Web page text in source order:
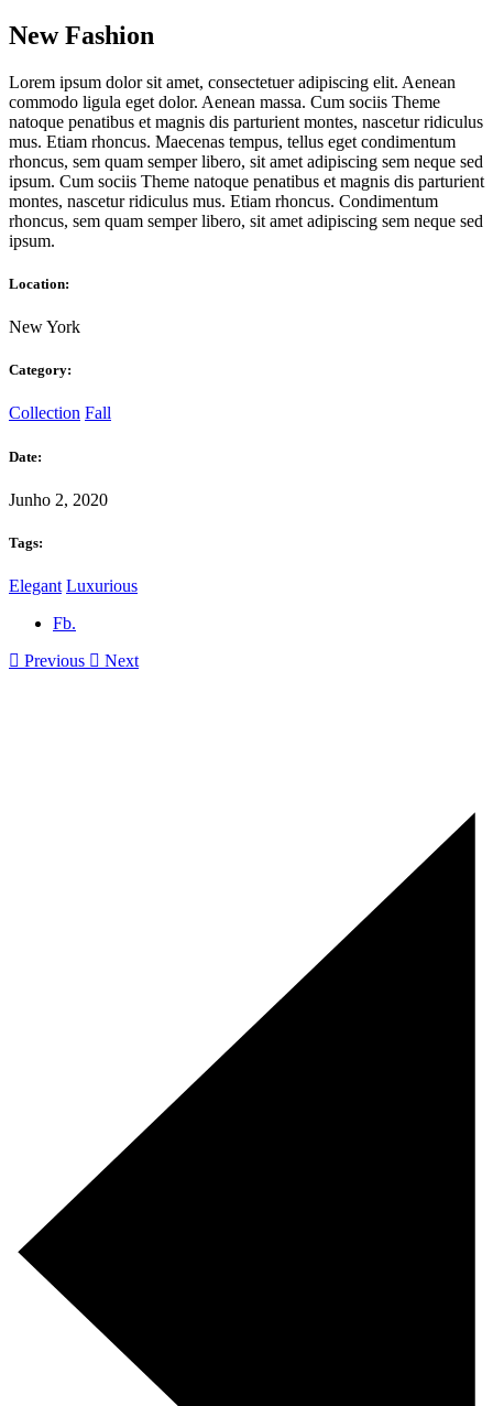
New Fashion
Lorem ipsum dolor sit amet, consectetuer adipiscing elit. Aenean
commodo ligula eget dolor. Aenean massa. Cum sociis Theme
natoque penatibus et magnis dis parturient montes, nascetur ridiculus
mus. Etiam rhoncus. Maecenas tempus, tellus eget condimentum
rhoncus, sem quam semper libero, sit amet adipiscing sem neque sed
ipsum. Cum sociis Theme natoque penatibus et magnis dis parturient
montes, nascetur ridiculus mus. Etiam rhoncus. Condimentum
rhoncus, sem quam semper libero, sit amet adipiscing sem neque sed
ipsum.
Location:
New York
Category:
Collection Fall
Date:
Junho 2, 2020
Tags:
Elegant Luxurious
Fb.
Previous
Next